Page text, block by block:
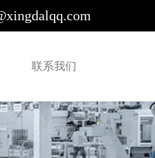
联系我们